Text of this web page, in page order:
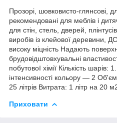
Прозорі, шовковисто-глянсові,
рекомендовані для меблів і
для стін, стель, дверей,
виробів із клейової деревини,
високу міцність Надають
брудовідштовхувальні
побутової хімії Кількість шарів:
інтенсивності кольору — 2
25 літрів Витрата: 1 літр на 20
Приховати